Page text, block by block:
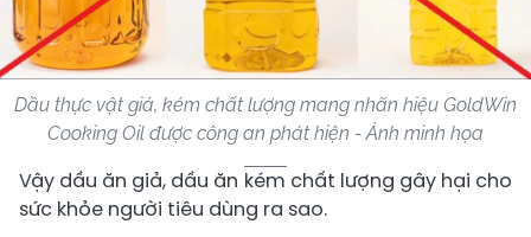
Dầu thực vật giả, kém chất lượng mang nhãn hiệu GoldWin
Cooking Oil được công an phát hiện - Ảnh minh họa
Vậy dầu ăn giả, dầu ăn kém chất lượng gây hại cho
sức khỏe người tiêu dùng ra sao.